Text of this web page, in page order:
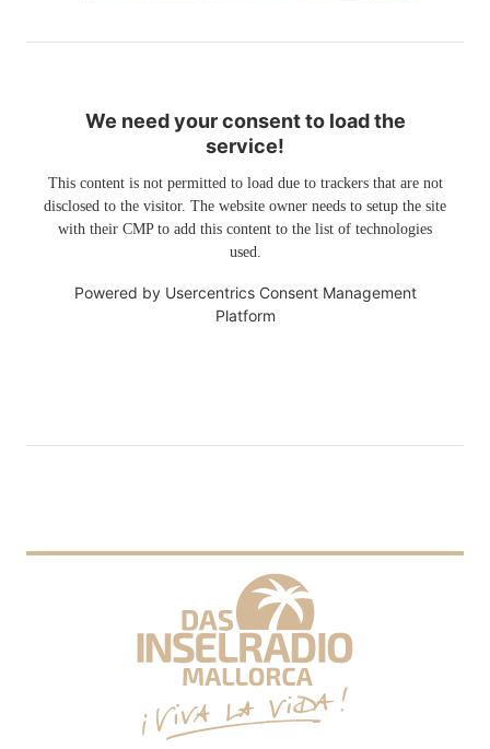
We need your consent to load the
service!
This content is not permitted to load due to trackers that are not
disclosed to the visitor. The website owner needs to setup the site
with their CMP to add this content to the list of technologies
used.
Powered by Usercentrics Consent Management
Platform